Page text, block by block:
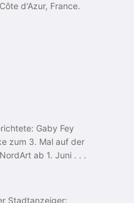
d'Azur, France.
Gaby Fey
zum 3. Mal auf der
ab 1. Juni . . .
Stadtanzeiger: